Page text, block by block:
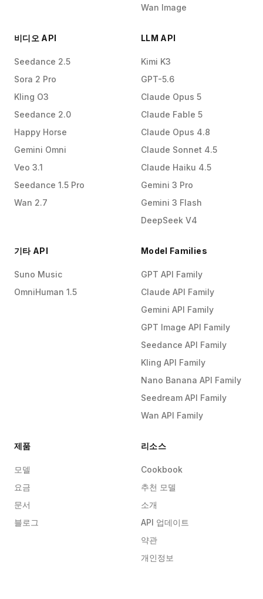
Wan Image
비디오 API
Seedance 2.5
Sora 2 Pro
Kling O3
Seedance 2.0
Happy Horse
Gemini Omni
Veo 3.1
Seedance 1.5 Pro
Wan 2.7
LLM API
Kimi K3
GPT-5.6
Claude Opus 5
Claude Fable 5
Claude Opus 4.8
Claude Sonnet 4.5
Claude Haiku 4.5
Gemini 3 Pro
Gemini 3 Flash
DeepSeek V4
기타 API
Suno Music
OmniHuman 1.5
Model Families
GPT API Family
Claude API Family
Gemini API Family
GPT Image API Family
Seedance API Family
Kling API Family
Nano Banana API Family
Seedream API Family
Wan API Family
제품
모델
요금
문서
블로그
리소스
Cookbook
추천 모델
소개
API 업데이트
약관
개인정보